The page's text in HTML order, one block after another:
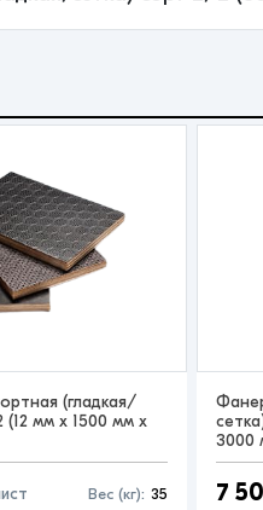
(гладкая/
мм x 1500 мм x
Вес (кг): 35
3000
7